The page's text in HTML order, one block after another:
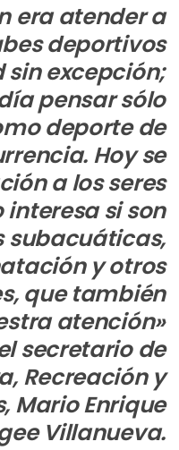
era atender a
deportivos
excepción;
pensar sólo
deporte de
Hoy se
a los seres
si son
subacuáticas,
y otros
que también
atención»
secretario de
Recreación y
Mario Enrique
Villanueva.